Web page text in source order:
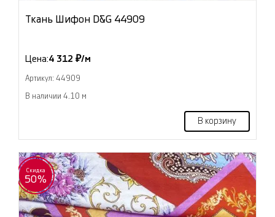
Ткань Шифон D&G 44909
Цена:4 312 ₽/м
Артикул: 44909
В наличии 4.10 м
В корзину
Скидка
50%